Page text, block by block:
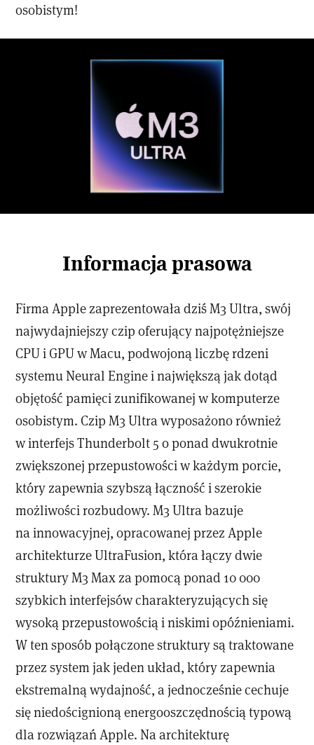
osobistym!
Informacja prasowa
Firma Apple zaprezentowała dziś M3 Ultra, swój
najwydajniejszy czip oferujący najpotężniejsze
CPU i GPU w Macu, podwojoną liczbę rdzeni
systemu Neural Engine i największą jak dotąd
objętość pamięci zunifikowanej w komputerze
osobistym. Czip M3 Ultra wyposażono również
w interfejs Thunderbolt 5 o ponad dwukrotnie
zwiększonej przepustowości w każdym porcie,
który zapewnia szybszą łączność i szerokie
możliwości rozbudowy. M3 Ultra bazuje
na innowacyjnej, opracowanej przez Apple
architekturze UltraFusion, która łączy dwie
struktury M3 Max za pomocą ponad 10 000
szybkich interfejsów charakteryzujących się
wysoką przepustowością i niskimi opóźnieniami.
W ten sposób połączone struktury są traktowane
przez system jak jeden układ, który zapewnia
ekstremalną wydajność, a jednocześnie cechuje
się niedoścignioną energooszczędnością typową
dla rozwiązań Apple. Na architekturę